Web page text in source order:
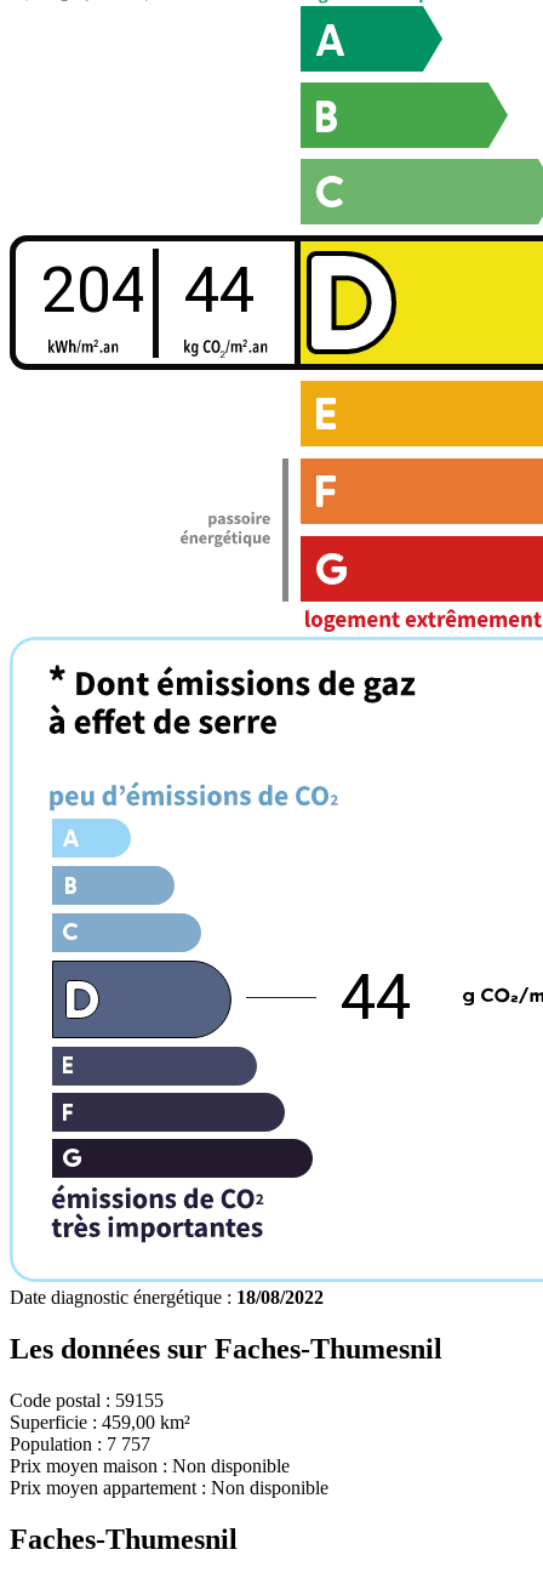
204 44
44
Date diagnostic énergétique : 18/08/2022
Les données sur Faches-Thumesnil
Code postal : 59155
Superficie : 459,00 km²
Population : 7 757
Prix moyen maison : Non disponible
Prix moyen appartement : Non disponible
Faches-Thumesnil